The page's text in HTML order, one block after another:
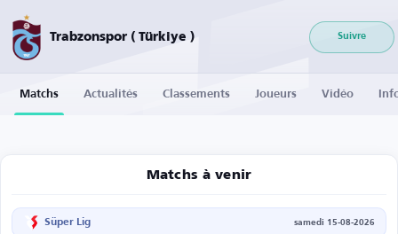
Trabzonspor ( Türkiye ) Suivre
Matchs Actualités Classements Joueurs Vidéo
Matchs à venir
Süper Lig samedi 15-08-2026